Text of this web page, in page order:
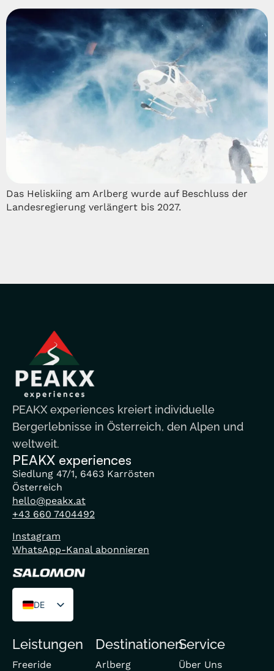
Das Heliskiing am Arlberg wurde auf Beschluss der
Landesregierung verlängert bis 2027.
PEAKX experiences kreiert individuelle
Bergerlebnisse in Österreich, den Alpen und
weltweit.
PEAKX experiences
Siedlung 47/1, 6463 Karrösten
Österreich
hello@peakx.at
+43 660 7404492
Instagram
WhatsApp-Kanal abonnieren
DE
EN
FR
Leistungen
Freeride
Destinationen
Arlberg
Service
Über Uns